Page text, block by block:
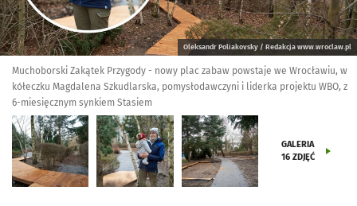
Oleksandr Poliakovsky / Redakcja www.wroclaw.pl
Muchoborski Zakątek Przygody - nowy plac zabaw powstaje we Wrocławiu, w
kółeczku Magdalena Szkudlarska, pomysłodawczyni i liderka projektu WBO, z
6-miesięcznym synkiem Stasiem
GALERIA
16 ZDJĘĆ